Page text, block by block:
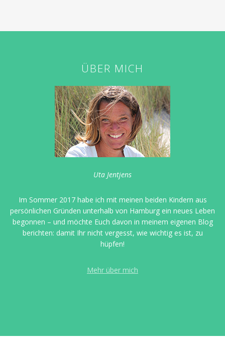
ÜBER MICH
Uta Jentjens
Im Sommer 2017 habe ich mit meinen beiden Kindern aus
persönlichen Gründen unterhalb von Hamburg ein neues Leben
begonnen – und möchte Euch davon in meinem eigenen Blog
berichten: damit Ihr nicht vergesst, wie wichtig es ist, zu
hüpfen!
Mehr über mich